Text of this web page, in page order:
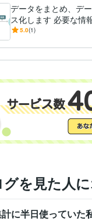
データをまとめ、デ
ス化します 必要な情
りまとめ、データベ
5.0(1)
を見た人
に半日使っていた